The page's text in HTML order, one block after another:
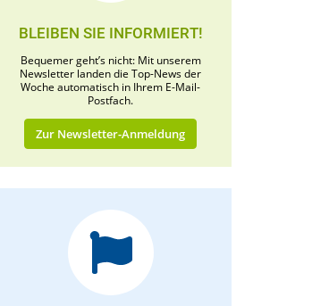
BLEIBEN SIE INFORMIERT!
Bequemer geht’s nicht: Mit unserem
Newsletter landen die Top-News der
Woche automatisch in Ihrem E-Mail-
Postfach.
Zur Newsletter-Anmeldung